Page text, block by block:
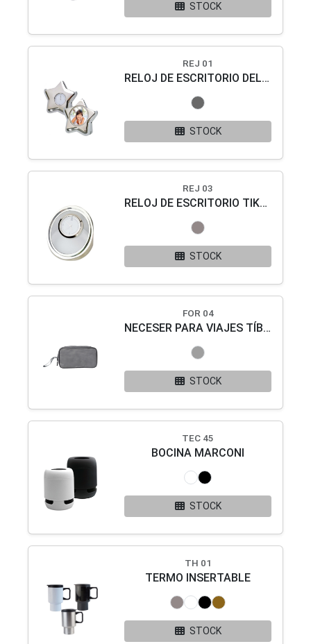
STOCK
REJ 01
RELOJ DE ESCRITORIO DELFOS
STOCK
REJ 03
RELOJ DE ESCRITORIO TIKAL
STOCK
FOR 04
NECESER PARA VIAJES TÍBER
STOCK
TEC 45
BOCINA MARCONI
STOCK
TH 01
TERMO INSERTABLE
STOCK